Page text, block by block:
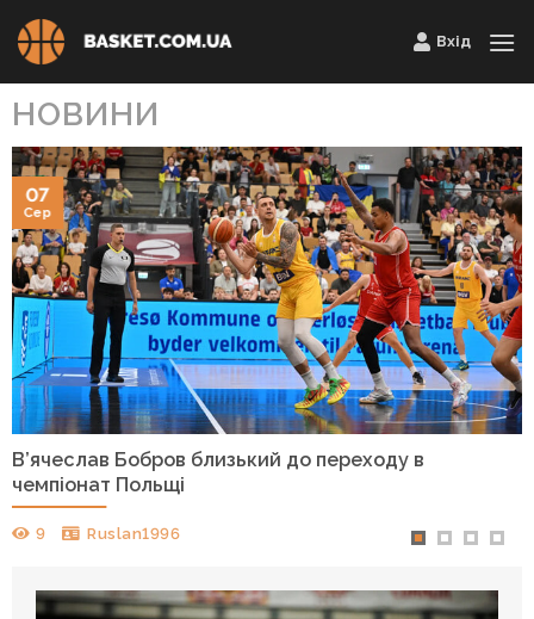
Skip
to
Вхід
НОВИНИ
В’ячеслав Бобров близький до переходу в
чемпіонат Польщі
9 Ruslan1996
07
Сер